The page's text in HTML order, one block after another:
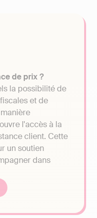
de prix ?
la possibilité de
et de
l'accès à la
client. Cette
un soutien
dans